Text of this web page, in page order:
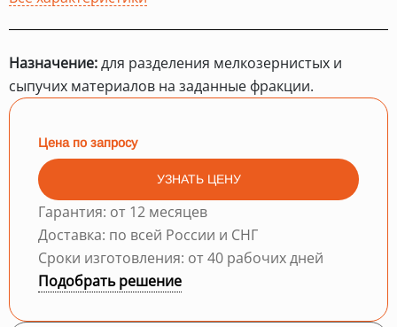
Назначение:для разделения мелкозернистых и
сыпучих материалов на заданные фракции.
Цена по запросу
УЗНАТЬ ЦЕНУ
Гарантия: от 12 месяцев
Доставка: по всей России и СНГ
Сроки изготовления: от 40 рабочих дней
Подобрать решение